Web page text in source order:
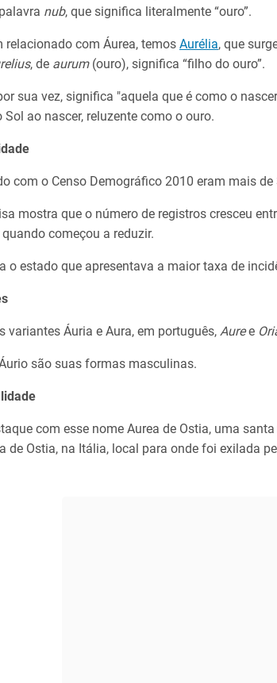
nub, que significa literalmente “ouro”.
relacionado com Áurea, temos Aurélia, que
, de aurum(ouro), significa “filho do ouro”.
sua vez, significa "aquela que é como o
Sol ao nascer, reluzente como o ouro.
com o Censo Demográfico 2010 eram mais
mostra que o número de registros cresceu
começou a reduzir.
o estado que apresentava a maior taxa de
variantes Áuria e Aura, em português, Auree
são suas formas masculinas.
com esse nome Aurea de Ostia, uma
de Ostia, na Itália, local para onde foi exilada